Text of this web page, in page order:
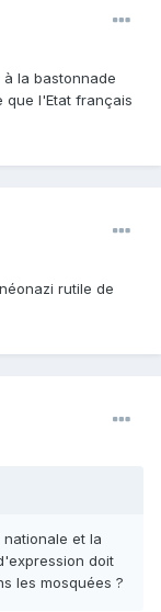
la bastonnade
que l'Etat français
rutile de
et la
doit
les mosquées ?